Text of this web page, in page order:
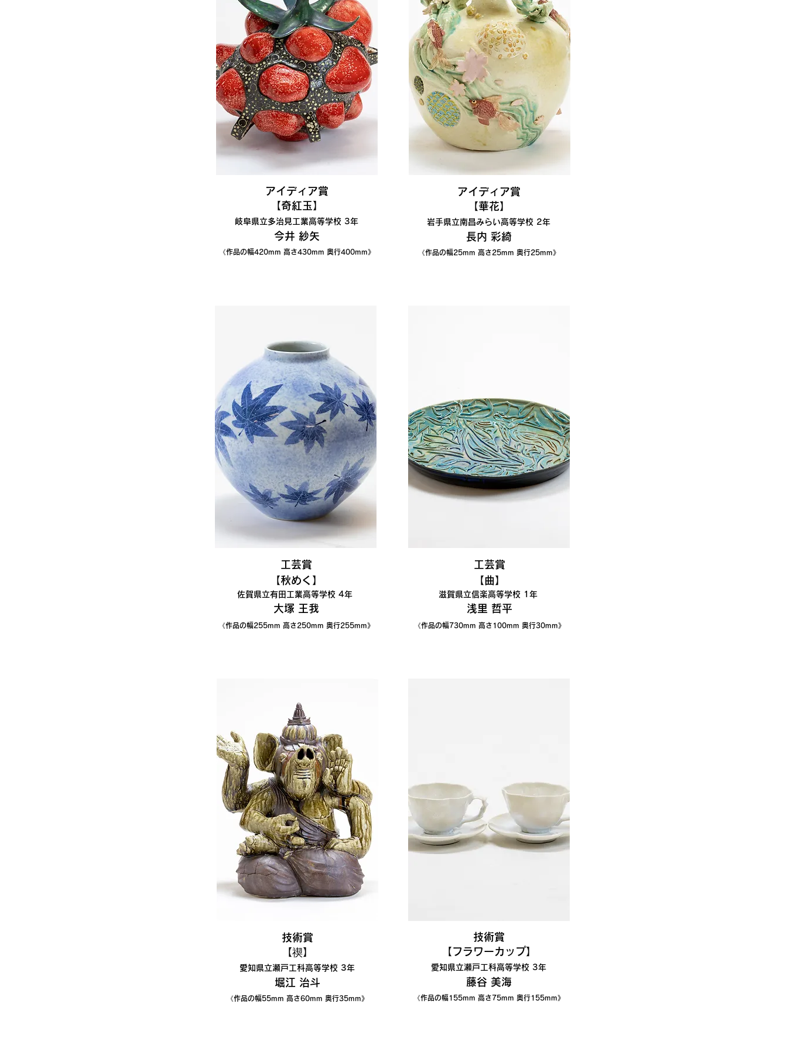
​アイディア賞
【奇紅玉 】
岐阜県立多治見工業高等学校 3年
今井 紗矢
《作品の幅420mm 高さ430mm 奥行400mm》
​アイディア賞
【華花】
岩手県立南昌みらい高等学校 2年
長内 彩綺
《作品の幅25mm 高さ25mm 奥行25mm》
工芸賞
【秋めく】
佐賀県立有田工業高等学校 4年
大塚 王我
《作品の幅255mm 高さ250mm 奥行255mm》
工芸賞
【曲】
滋賀県立信楽高等学校 1年
浅里 哲平
《作品の幅730mm 高さ100mm 奥行30mm》
技術賞
【禊】
愛知県立瀬戸工科高等学校 3年
堀江 治斗
《作品の幅55mm 高さ60mm 奥行35mm》
​技術賞
【フラワーカップ】
愛知県立瀬戸工科高等学校 3年
藤谷 美海
《作品の幅155mm 高さ75mm 奥行155mm》